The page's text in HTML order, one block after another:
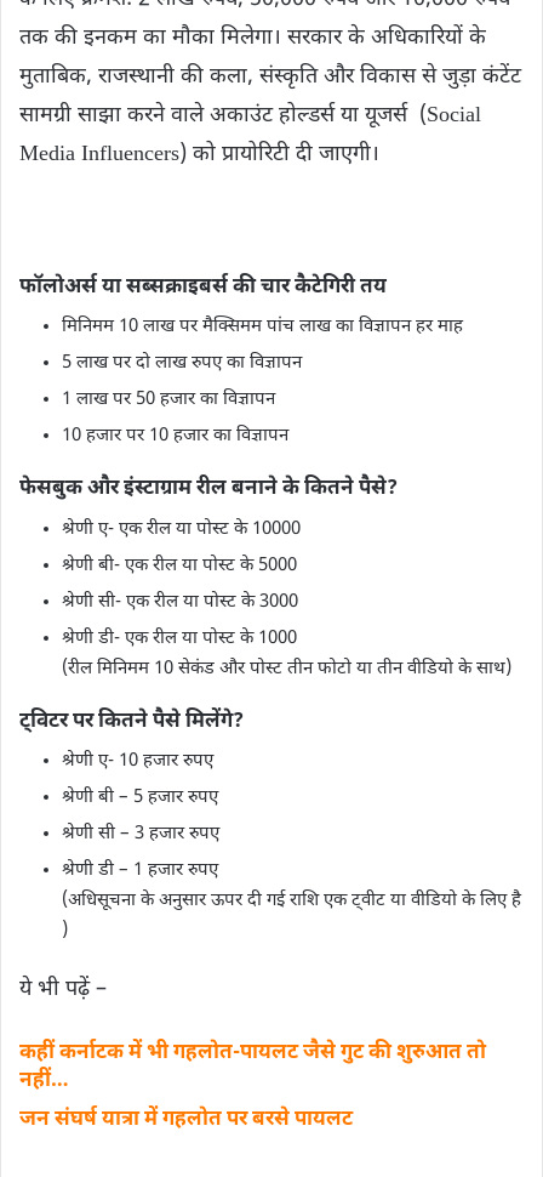
तक की इनकम का मौका मिलेगा। सरकार के अधिकारियों के
मुताबिक, राजस्थानी की कला, संस्कृति और विकास से जुड़ा कंटेंट
सामग्री साझा करने वाले अकाउंट होल्‍डर्स या यूजर्स (Social
Media Influencers) को प्रायोरिटी दी जाएगी।
फॉलोअर्स या सब्‍सक्राइबर्स की चार कैटेगिरी तय
मिनिमम 10 लाख पर मैक्सिमम पांच लाख का विज्ञापन हर माह
5 लाख पर दो लाख रुपए का विज्ञापन
1 लाख पर 50 हजार का विज्ञापन
10 हजार पर 10 हजार का विज्ञापन
फेसबुक और इंस्‍टाग्राम रील बनाने के कितने पैसे?
श्रेणी ए- एक रील या पोस्‍ट के 10000
श्रेणी बी- एक रील या पोस्‍ट के 5000
श्रेणी सी- एक रील या पोस्‍ट के 3000
श्रेणी डी- एक रील या पोस्‍ट के 1000
(रील मिनिमम 10 सेकंड और पोस्‍ट तीन फोटो या तीन वीडियो के साथ)
ट्विटर पर कितने पैसे मिलेंगे?
श्रेणी ए- 10 हजार रुपए
श्रेणी बी – 5 हजार रुपए
श्रेणी सी – 3 हजार रुपए
श्रेणी डी – 1 हजार रुपए
(अधिसूचना के अनुसार ऊपर दी गई राशि एक ट्वीट या वीडियो के लिए है
)
ये भी पढ़ें –
कहीं कर्नाटक में भी गहलोत-पायलट जैसे गुट की शुरुआत तो
नहीं…
जन संघर्ष यात्रा में गहलोत पर बरसे पायलट